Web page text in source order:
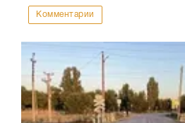
Комментарии